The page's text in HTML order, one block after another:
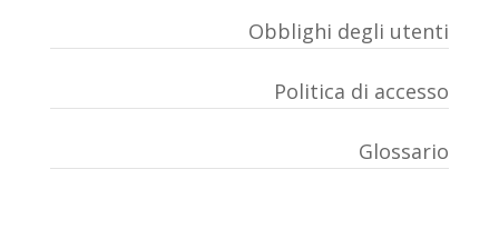
Obblighi degli utenti
Politica di accesso
Glossario